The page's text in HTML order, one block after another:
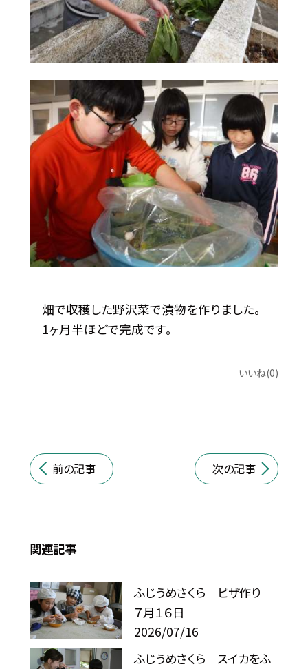
畑で収穫した野沢菜で漬物を作りました。
1ヶ月半ほどで完成です。
いいね(0)
前の記事 次の記事
関連記事
ふじうめさくら ピザ作り
７月１６日
2026/07/16
ふじうめさくら スイカをふ